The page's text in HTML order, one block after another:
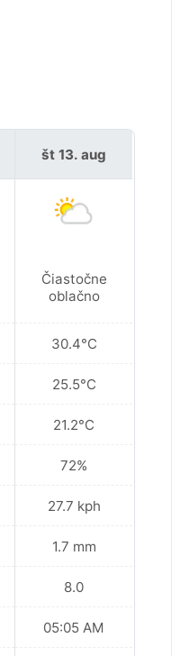
št 13. aug
Čiastočne
oblačno
30.4°C
25.5°C
21.2°C
72%
27.7 kph
1.7 mm
8.0
05:05 AM